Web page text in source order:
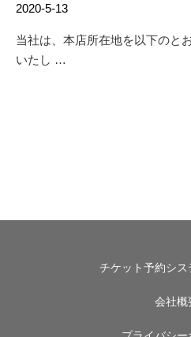
2020-5-13
当社は、本店所在地を以下のと
いたし …
チケット予約シス
会社概